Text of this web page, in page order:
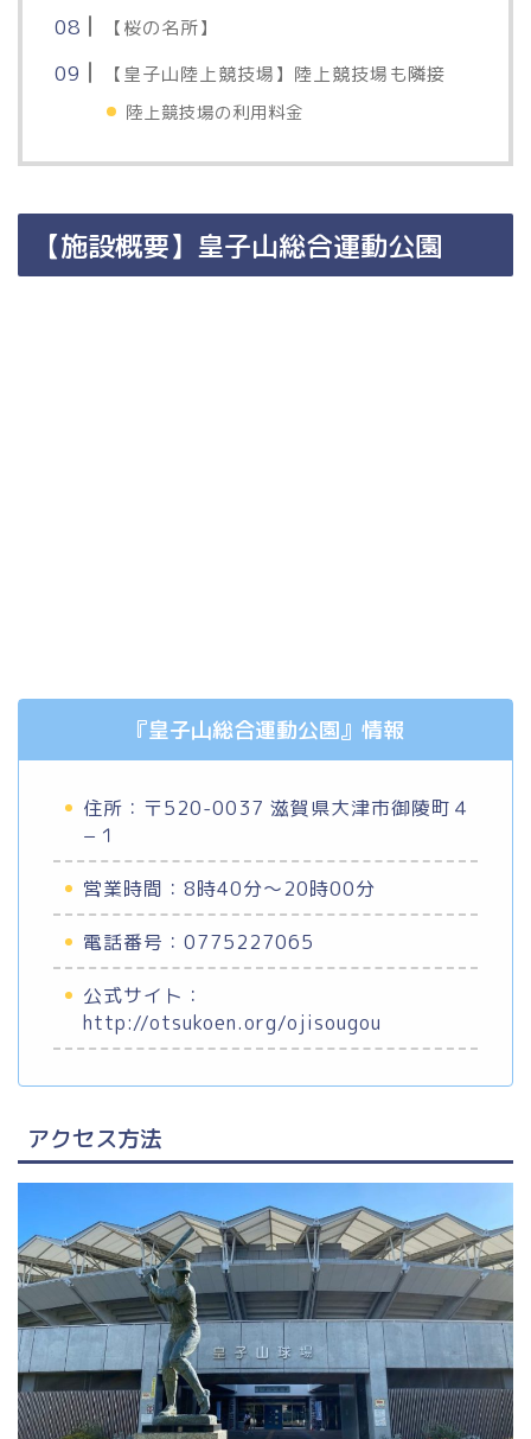
【桜の名所】
【皇子山陸上競技場】陸上競技場も隣接
陸上競技場の利用料金
【施設概要】皇子山総合運動公園
『皇子山総合運動公園』情報
住所：〒520-0037 滋賀県大津市御陵町４
−１
営業時間：8時40分～20時00分
電話番号：0775227065
公式サイト：
http://otsukoen.org/ojisougou
アクセス方法